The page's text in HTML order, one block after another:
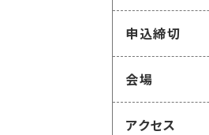
申込締切
会場
アクセス